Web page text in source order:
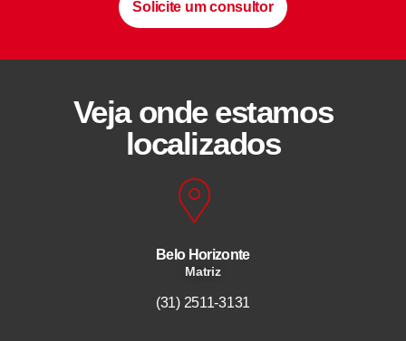
Solicite um consultor
Veja onde estamos
localizados
Belo Horizonte
Matriz
(31) 2511-3131